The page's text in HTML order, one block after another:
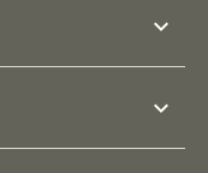
expand_more
expand_more